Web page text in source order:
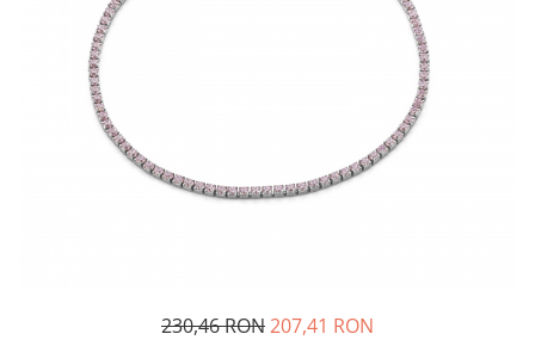
PIERCING
SETURI BIJUTERII
ACE DE CRAVATA
BRATARI PENTRU PICIOR
BRATARA TIP ROZARIU
LANTURI TIP ROZARIU
230,46 RON207,41 RON